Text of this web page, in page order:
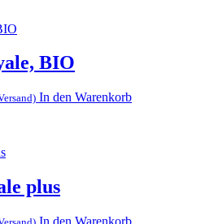
BIO
In den Warenkorb
plus